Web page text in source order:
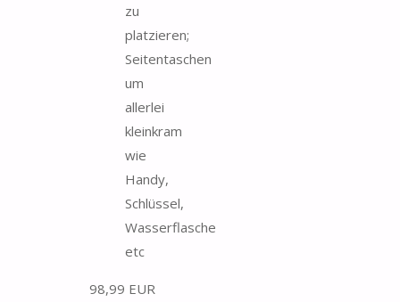
zu
platzieren;
Seitentaschen
um
allerlei
kleinkram
wie
Handy,
Schlüssel,
Wasserflasche
etc
98,99 EUR